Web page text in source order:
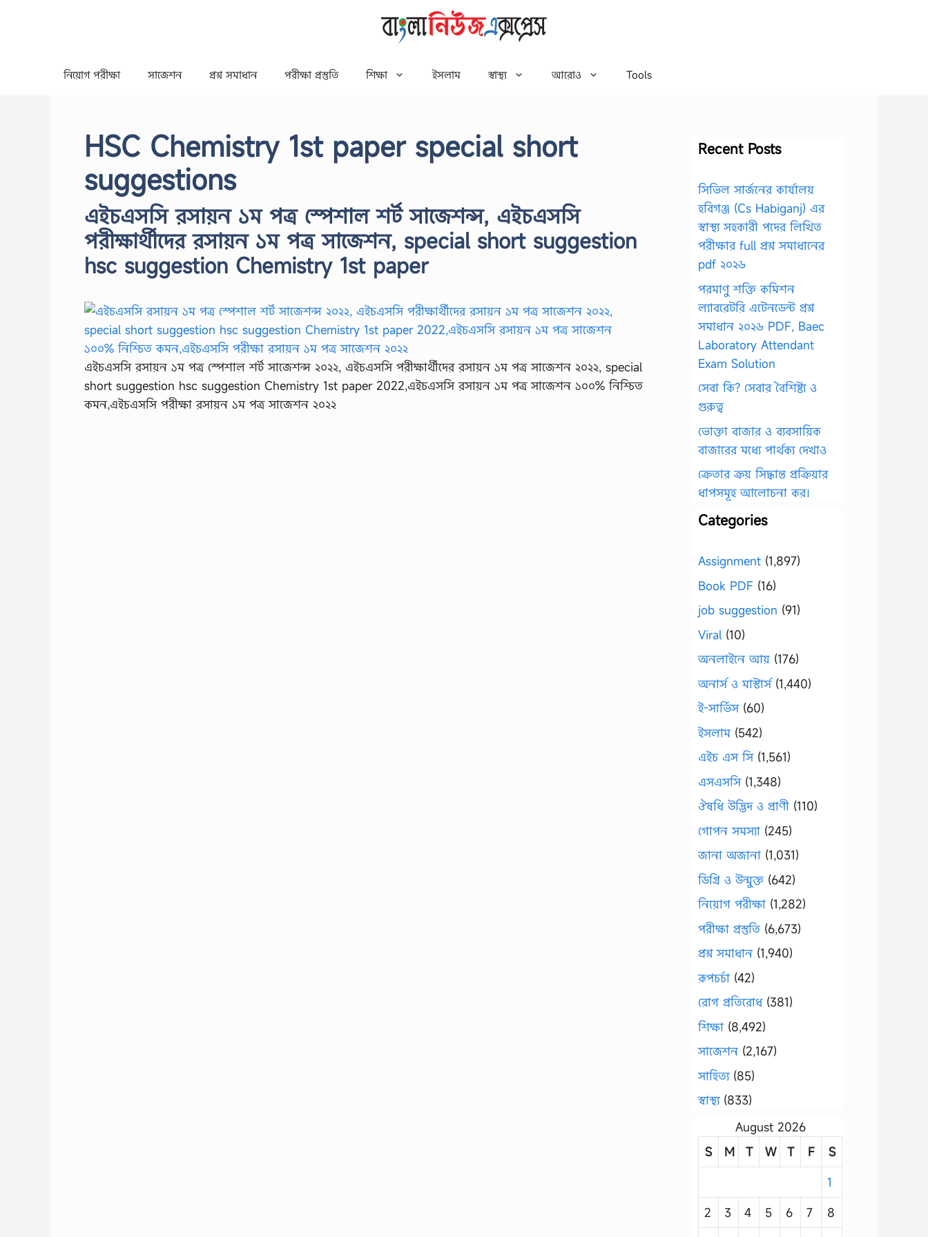
নিয়োগ পরীক্ষা সাজেশন প্রশ্ন সমাধান পরীক্ষা প্রস্তুতি শিক্ষা ইসলাম স্বাস্থ্য আরোও Tools
HSC Chemistry 1st paper special short
suggestions
এইচএসসি রসায়ন ১ম পত্র স্পেশাল শর্ট সাজেশন্স, এইচএসসি
পরীক্ষার্থীদের রসায়ন ১ম পত্র সাজেশন, special short suggestion
hsc suggestion Chemistry 1st paper
এইচএসসি রসায়ন ১ম পত্র স্পেশাল শর্ট সাজেশন্স ২০২২, এইচএসসি পরীক্ষার্থীদের রসায়ন ১ম পত্র সাজেশন ২০২২, special
short suggestion hsc suggestion Chemistry 1st paper 2022,এইচএসসি রসায়ন ১ম পত্র সাজেশন ১০০% নিশ্চিত
কমন,এইচএসসি পরীক্ষা রসায়ন ১ম পত্র সাজেশন ২০২২
Recent Posts
সিভিল সার্জনের কার্যালয়
হবিগঞ্জ (Cs Habiganj) এর
স্বাস্থ্য সহকারী পদের লিখিত
পরীক্ষার full প্রশ্ন সমাধানের
pdf ২০২৬
পরমাণু শক্তি কমিশন
ল্যাবরেটরি এটেনডেন্ট প্রশ্ন
সমাধান ২০২৬ PDF, Baec
Laboratory Attendant
Exam Solution
সেবা কি? সেবার বৈশিষ্ট্য ও
গুরুত্ব
ভোক্তা বাজার ও ব্যবসায়িক
বাজারের মধ্যে পার্থক্য দেখাও
ক্রেতার ক্রয় সিদ্ধান্ত প্রক্রিয়ার
ধাপসমূহ আলোচনা কর।
Categories
Assignment (1,897)
Book PDF (16)
job suggestion (91)
Viral (10)
অনলাইনে আয় (176)
অনার্স ও মাস্টার্স(1,440)
ই-সার্ভিস(60)
ইসলাম(542)
এইচ এস সি(1,561)
এসএসসি(1,348)
ঔষধি উদ্ভিদ ও প্রাণী (110)
গোপন সমস্যা (245)
জানা অজানা (1,031)
ডিগ্রি ও উন্মুক্ত (642)
নিয়োগ পরীক্ষা (1,282)
পরীক্ষা প্রস্তুতি (6,673)
প্রশ্ন সমাধান (1,940)
রূপচর্চা (42)
রোগ প্রতিরোধ(381)
শিক্ষা (8,492)
সাজেশন (2,167)
সাহিত্য(85)
স্বাস্থ্য(833)
August 2026
S
M T W T F
S
1
2
3 4 5 6 7
8